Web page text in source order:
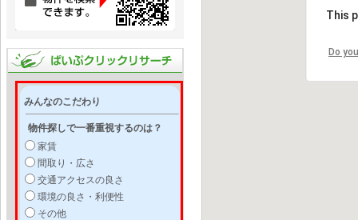
みんなのこだわり
物件探しで一番重視するのは？
家賃
間取り・広さ
交通アクセスの良さ
環境の良さ・利便性
その他
This
Do